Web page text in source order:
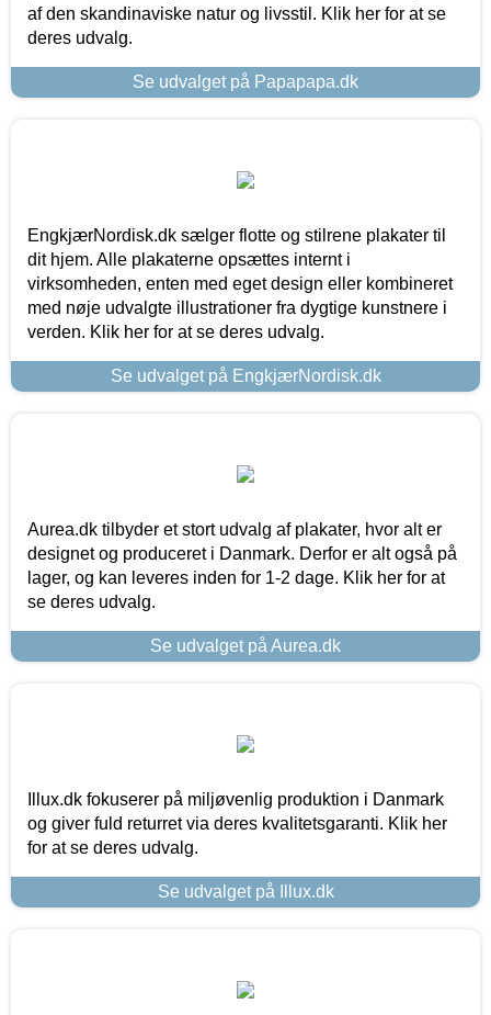
af den skandinaviske natur og livsstil. Klik her for at se
deres udvalg.
Se udvalget på Papapapa.dk
EngkjærNordisk.dk sælger flotte og stilrene plakater til
dit hjem. Alle plakaterne opsættes internt i
virksomheden, enten med eget design eller kombineret
med nøje udvalgte illustrationer fra dygtige kunstnere i
verden. Klik her for at se deres udvalg.
Se udvalget på EngkjærNordisk.dk
Aurea.dk tilbyder et stort udvalg af plakater, hvor alt er
designet og produceret i Danmark. Derfor er alt også på
lager, og kan leveres inden for 1-2 dage. Klik her for at
se deres udvalg.
Se udvalget på Aurea.dk
Illux.dk fokuserer på miljøvenlig produktion i Danmark
og giver fuld returret via deres kvalitetsgaranti. Klik her
for at se deres udvalg.
Se udvalget på Illux.dk